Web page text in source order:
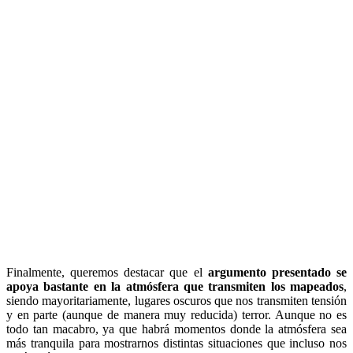
Finalmente, queremos destacar que el argumento presentado se
apoya bastante en la atmósfera que transmiten los mapeados,
siendo mayoritariamente, lugares oscuros que nos transmiten tensión
y en parte (aunque de manera muy reducida) terror. Aunque no es
todo tan macabro, ya que habrá momentos donde la atmósfera sea
más tranquila para mostrarnos distintas situaciones que incluso nos